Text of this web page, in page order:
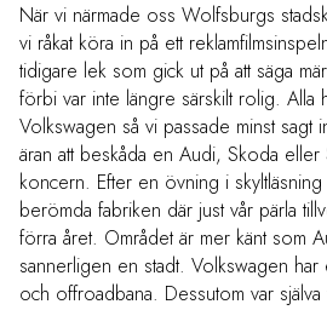
När vi närmade oss Wolfsburgs
vi råkat köra in på ett
tidigare lek som gick ut på att säga
förbi var inte längre särskilt rolig. Alla
Volkswagen så vi passade minst sagt
äran att beskåda en Audi, Skoda eller
koncern. Efter en övning i
berömda fabriken där just vår pärla
förra året. Området är mer känt som
sannerligen en stadt. Volkswagen
och offroadbana. Dessutom var